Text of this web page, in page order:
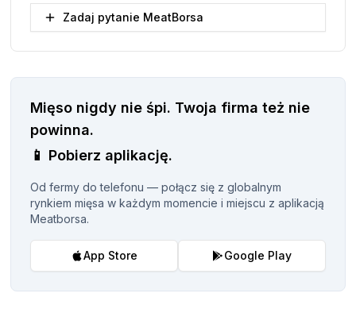
Zadaj pytanie MeatBorsa
Mięso nigdy nie śpi. Twoja firma też nie
powinna.
📱 Pobierz aplikację.
Od fermy do telefonu — połącz się z globalnym
rynkiem mięsa w każdym momencie i miejscu z aplikacją
Meatborsa.
App Store Google Play